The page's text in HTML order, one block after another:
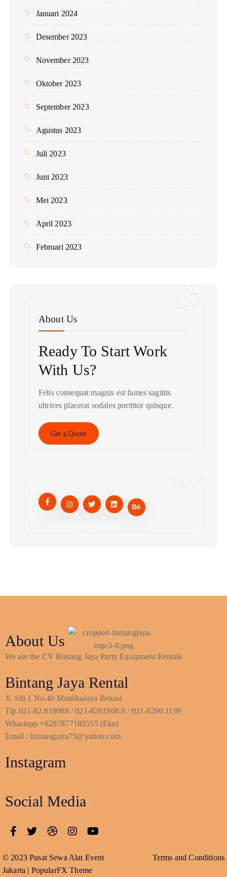
Januari 2024
Desember 2023
November 2023
Oktober 2023
September 2023
Agustus 2023
Juli 2023
Juni 2023
Mei 2023
April 2023
Februari 2023
About Us
Ready To StartWork
With Us?
Felis consequat magnis est fames sagittis
ultrices placerat sodales porttitor quisque.
Get a Quote
About Us
We are the CV Bintang Jaya Party Equipment Rentals
Bintang Jaya Rental
Jl. Siti 1 No.40 MustikaJaya Bekasi
Tlp.021-82.619088 / 021-8261908.9 / 021-8260.1199
Whastapp +6287877185555 (Eko)
Email : bintangjaya75@yahoo.com
Instagram
Social Media
© 2023 Pusat Sewa Alat Event
Jakarta | PopularFX Theme
Terms and Conditions